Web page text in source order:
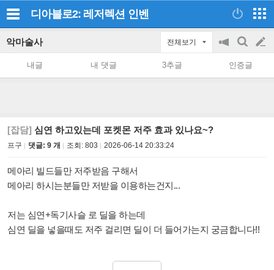
디아블로2: 레저렉션 인벤
악마술사 전체보기
공
on/off
검
색
글
쓰
내글 내 댓글 3추글 인증글
[잡담] 심연 하고있는데 포켓몬 저주 효과 있나요~?
프구 댓글: 9 개 조회: 803 2026-06-14 20:33:24
메아리 빌드들만 저주받음 구해서
메아리 하시는분들만 저받을 이용하는건지...
저는 심연+독기사슬 로 딜을 하는데
심연 딜을 넣을때도 저주 걸리면 딜이 더 들어가는지 궁금합니다!!